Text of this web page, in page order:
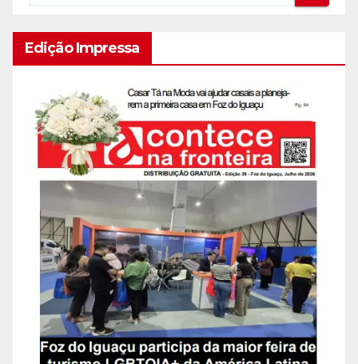
Edição Impressa